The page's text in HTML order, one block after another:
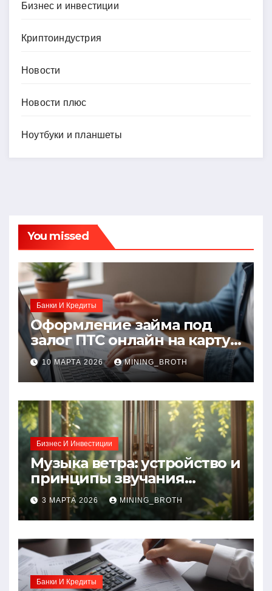
Бизнес и инвестиции
Криптоиндустрия
Новости
Новости плюс
Ноутбуки и планшеты
You missed
Банки И Кредиты
Оформление займа под
залог ПТС онлайн на карту
без визита в офис: порядок,
требования и документы
10 МАРТА 2026 MINING_BROTH
Бизнес И Инвестиции
Музыка ветра: устройство и
принципы звучания
колокольчиков
3 МАРТА 2026 MINING_BROTH
Банки И Кредиты